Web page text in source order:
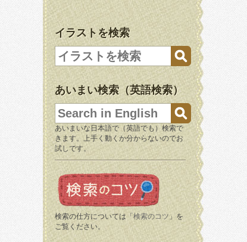
イラストを検索
あいまい検索（英語検索）
あいまいな日本語で（英語でも）検索で
きます。上手く動くか分からないのでお
試しです。
検索の仕方については「 検索のコツ 」を
ご覧ください。